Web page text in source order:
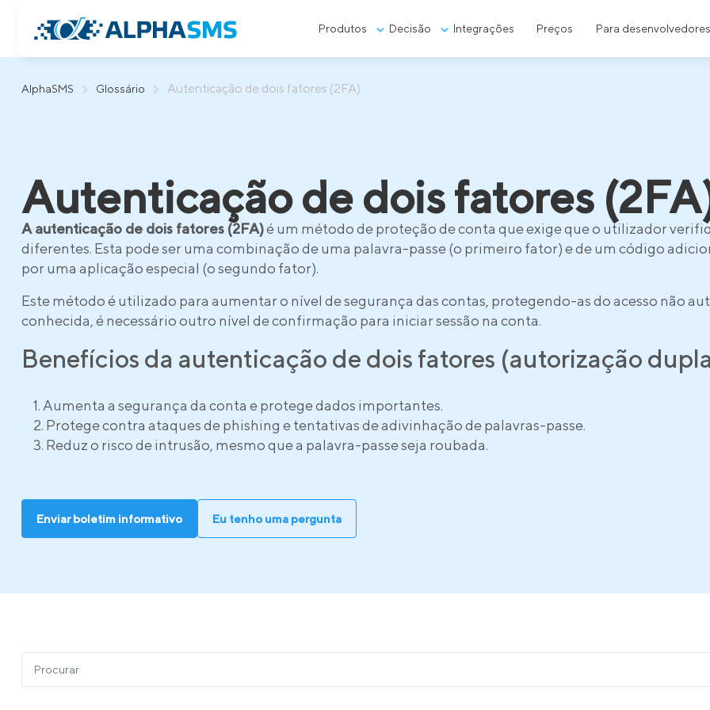
AlphaSMS Glossário Autenticação de dois fatores (2FA)
Produtos Decisão Integrações Preços Para desenvolvedores
Autenticação de dois fatores
A autenticação de dois fatores (2FA)é um método de proteção de conta que exige que o utilizador
diferentes. Esta pode ser uma combinação de uma palavra-passe (o primeiro fator) e de um código
por uma aplicação especial (o segundo fator).
Este método é utilizado para aumentar o nível de segurança das contas, protegendo-as do acesso não
conhecida, é necessário outro nível de confirmação para iniciar sessão na conta.
Benefícios da autenticação de dois fatores (autorização
Aumenta a segurança da conta e protege dados importantes.
Protege contra ataques de phishing e tentativas de adivinhação de palavras-passe.
Reduz o risco de intrusão, mesmo que a palavra-passe seja roubada.
Enviar boletim informativo Eu tenho uma pergunta